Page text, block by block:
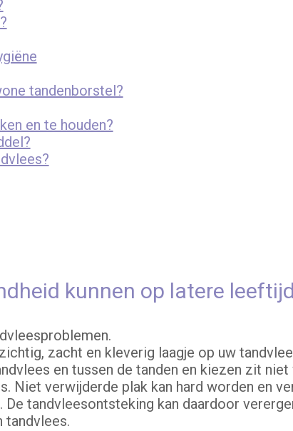
tandenborstel?
en te houden?
kunnen op latere
zacht en kleverig laagje op uw
en tussen de tanden en kiezen zit
Niet verwijderde plak kan hard worden en
tandvleesontsteking kan daardoor
tandvlees.